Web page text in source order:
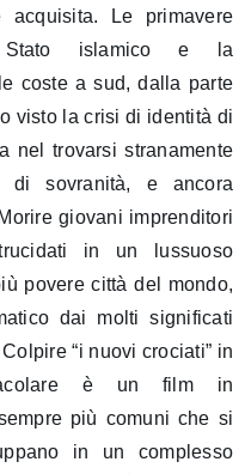
Le primavere
islamico e la
coste a sud, dalla parte
visto la crisi di identità di
nel trovarsi stranamente
sovranità, e ancora
giovani imprenditori
in un lussuoso
povere città del mondo,
dai molti significati
“i nuovi crociati” in
è un film in
più comuni che si
in un complesso